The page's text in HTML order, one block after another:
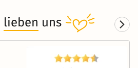
lieben uns